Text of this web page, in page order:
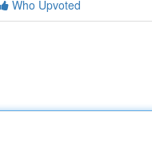
Who Upvoted